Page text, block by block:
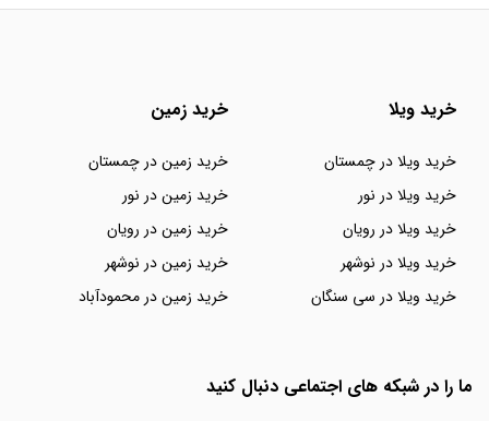
خرید ویلا
خرید ویلا در چمستان
خرید ویلا در نور
خرید ویلا در رویان
خرید ویلا در نوشهر
خرید ویلا در سی سنگان
خرید زمین
خرید زمین در چمستان
خرید زمین در نور
خرید زمین در رویان
خرید زمین در نوشهر
خرید زمین در محمودآباد
ما را در شبکه های اجتماعی دنبال کنید